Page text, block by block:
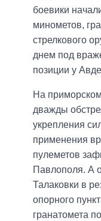
боевики
минометов,
стрелкового
днем под
позиции у
На
дважды
укрепления
применения
пулеметов
Павлополя. А
Талаковки в
опорного
гранатомета